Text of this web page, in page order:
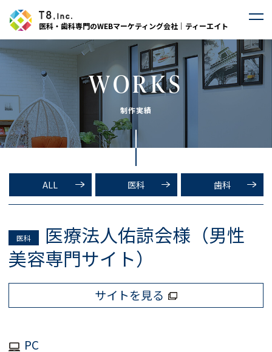
医科・歯科専門のWEBマーケティング会社｜ティーエイト
WORKS
制作実績
ALL 医科 歯科
医科
医療法人佑諒会様（男性
美容専門サイト）
サイトを見る
PC